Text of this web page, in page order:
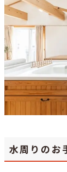
水周りのお